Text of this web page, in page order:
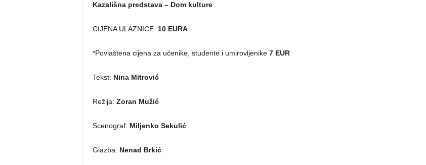
Kazališna predstava – Dom kulture
CIJENA ULAZNICE: 10 EURA
*Povlaštena cijena za učenike, studente i umirovljenike 7 EUR
Tekst: Nina Mitrović
Režija: Zoran Mužić
Scenograf: Miljenko Sekulić
Glazba: Nenad Brkić